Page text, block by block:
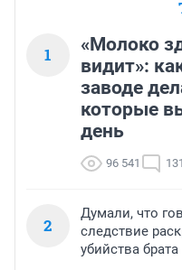
1
«Молоко
видит»:
заводе
которые
день
96 541 131
2
Думали, что
следствие
убийства